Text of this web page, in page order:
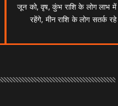
जून को, वृष, कुंभ राशि के लोग लाभ में
रहेंगे, मीन राशि के लोग सतर्क रहे